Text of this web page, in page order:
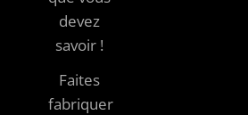
devez
savoir !
Faites
fabriquer